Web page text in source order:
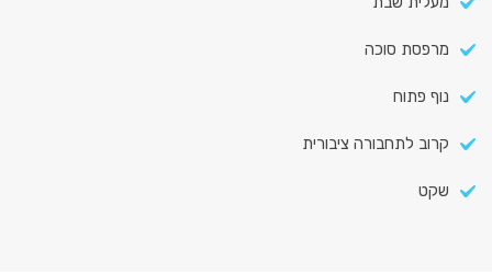
מרפסת סוכה
נוף פתוח
קרוב לתחבורה ציבורית
שקט